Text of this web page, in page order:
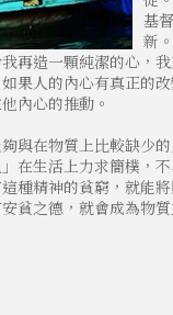
基
新
再造一顆純潔的心，
果人的內心有真正的
內心的推動。
與在物質上比較缺少
在生活上力求簡樸，
種精神的貧窮，就能
貧之德，就會成為物